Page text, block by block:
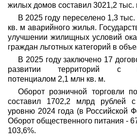
жилых домов составил 3021,2 тыс.
В 2025 году переселено 1,3
кв. м аварийного жилья.
улучшении жилищных условий
граждан льготных категорий в
В 2025 году заключено 17
развитии территорий с
потенциалом 2,1 млн кв. м.
Оборот розничной торговли
составил 1702,2 млрд рублей
уровню 2024 года (в Российской
Оборот общественного питания -
103,6%.